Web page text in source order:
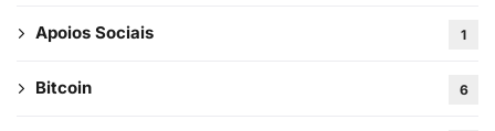
Apoios Sociais 1
Bitcoin 6